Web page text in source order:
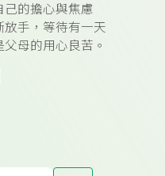
己的擔心與焦慮
放手，等待有一天
母的用心良苦。